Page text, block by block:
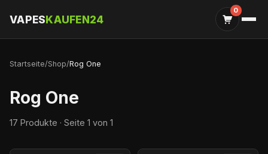
VAPESKAUFEN24
0
Startseite/Shop/Rog One
Rog One
17 Produkte · Seite 1 von 1